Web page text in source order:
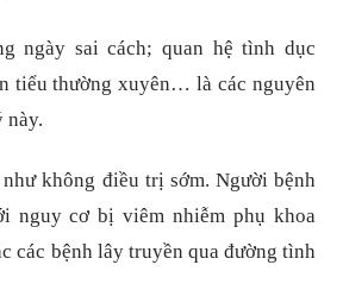
ngày sai cách; quan hệ tình dục
tiểu thường xuyên… là các nguyên
này.
không điều trị sớm. Người bệnh
nguy cơ bị viêm nhiễm phụ khoa
các bệnh lây truyền qua đường tình